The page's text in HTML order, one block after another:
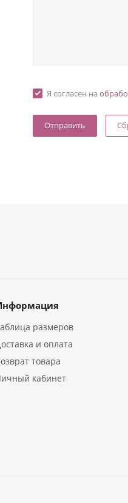
Я согласен на
размеров
и оплата
товара
кабинет